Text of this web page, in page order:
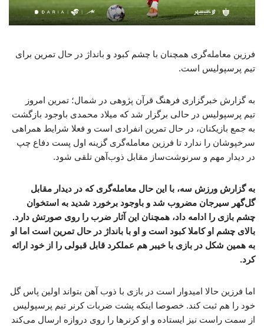
فرزین معامله‌گری همچنان با چشم کبود و بانداژ در حال تمرین برای
تیم پرسپولیس است.
به گزارش خبرگزاری فرهنگ قرآن پژوهی در شمال؛ تمرین امروز
تیم پرسپولیس در حالی برگزار شد که میلاد محمدی باوجود بازگشت
به جمع بازیکنان، در حال تمرین انفرادی است و فعلا شرایط همراهی
سرخپوشان را ندارد تا فرزین معامله‌گری گزینه اول پست دفاع چپ
در دیدار مهم و سرنوشت‌ساز مقابل ذوب‌آهن تلقی شود.
به گزارش ورزش سه، با این حال معامله‌گری که در دیدار مقابل
گل‌گهر سیرجان مضروب شد و باوجود برخورد شدید به استخوان
چشم بازی را ادامه داد، همچنان این آثار ضرب را روی صورتش دارد.
بالای چشم او کاملا کبود است و او با بانداژ در حال تمرین است اما او
به همین شکل در بازی با خیبر هم عملکرد قابل قبولی را از خود ارائه
کرد.
اما فرزین حالا امیدوار است در بازی با ذوب آهن بتواند اولین پاس گل
خود را هم ثبت کند. خصوصا اینکه پشت ضربات کرنر تیم پرسپولیس
از سمت راست نیز ایستاده و او کرنرها را روی دروازه ارسال می‌کند